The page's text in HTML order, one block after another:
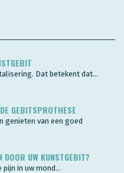
Dat betekent dat...
GEBITSPROTHESE
genieten van een goed
DOOR UW KUNSTGEBIT?
in uw mond...